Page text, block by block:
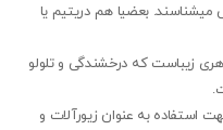
بعضیا هم دریتیم یا
زیباست که درخشندگی و تلولو
استفاده به عنوان زیورآلات و